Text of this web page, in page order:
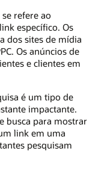
refere ao
específico. Os
dos sites de mídia
Os anúncios de
e clientes em
é um tipo de
impactante.
busca para mostrar
link em uma
pesquisam